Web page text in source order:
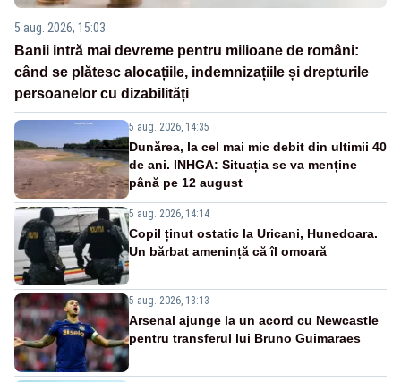
5 aug. 2026, 15:03
Banii intră mai devreme pentru milioane de români:
când se plătesc alocațiile, indemnizațiile și drepturile
persoanelor cu dizabilități
5 aug. 2026, 14:35
Dunărea, la cel mai mic debit din ultimii 40
de ani. INHGA: Situația se va menține
până pe 12 august
5 aug. 2026, 14:14
Copil ținut ostatic la Uricani, Hunedoara.
Un bărbat amenință că îl omoară
5 aug. 2026, 13:13
Arsenal ajunge la un acord cu Newcastle
pentru transferul lui Bruno Guimaraes